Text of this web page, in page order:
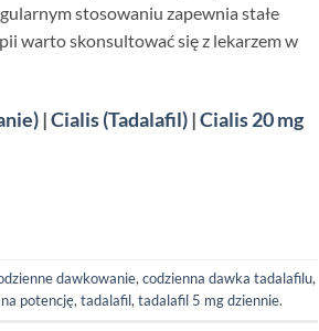
stosowaniu zapewnia stałe
warto skonsultować się z lekarzem w
|Cialis (Tadalafil)|Cialis 20 mg
dawkowanie,codzienna dawka tadalafilu,
potencję,tadalafil,tadalafil 5 mg dziennie.